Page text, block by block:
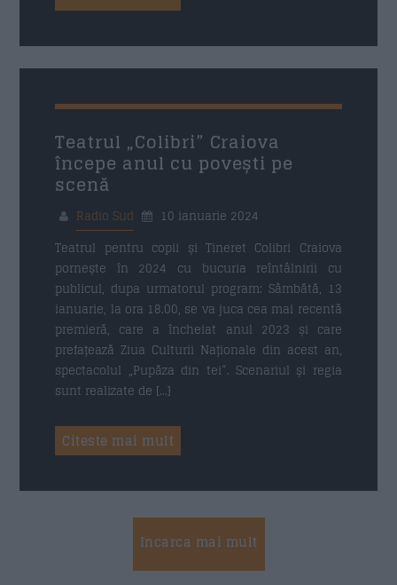
Teatrul „Colibri” Craiova
începe anul cu povești pe
scenă
Radio Sud
10 ianuarie 2024
Teatrul pentru copii și Tineret Colibri Craiova
pornește în 2024 cu bucuria reîntâlnirii cu
publicul, dupa urmatorul program: Sâmbătă, 13
ianuarie, la ora 18.00, se va juca cea mai recentă
premieră, care a încheiat anul 2023 și care
prefațează Ziua Culturii Naționale din acest an,
spectacolul „Pupăza din tei“. Scenariul și regia
sunt realizate de […]
Citeste mai mult
Incarca mai mult